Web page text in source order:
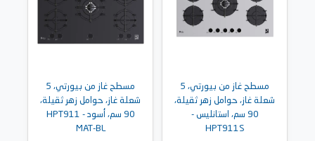
مسطح غاز من بيورتي، 5
شعلة غاز، حوامل زهر ثقيلة،
90 سم، استانليس -
HPT911S
مسطح غاز من بيورتي، 5
شعلة غاز، حوامل زهر ثقيلة،
90 سم، أسود - HPT911
MAT-BL